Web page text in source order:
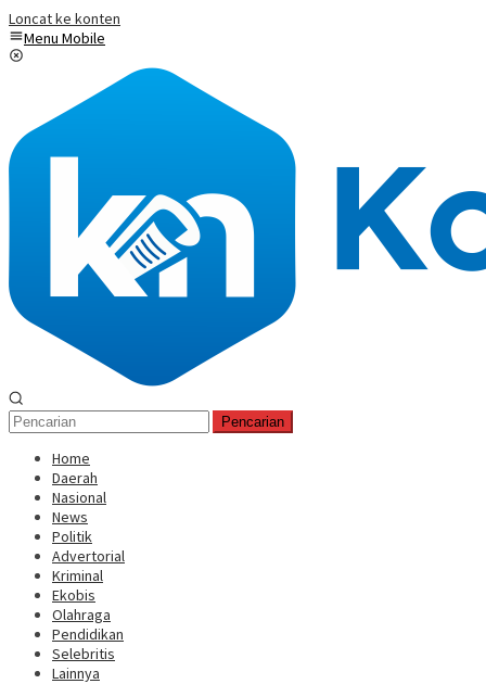
Loncat ke konten
Menu Mobile
Pencarian
Home
Daerah
Nasional
News
Politik
Advertorial
Kriminal
Ekobis
Olahraga
Pendidikan
Selebritis
Lainnya